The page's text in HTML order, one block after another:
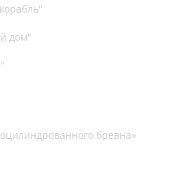
дом"
бревна»